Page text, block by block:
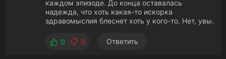
каждом эпизоде. До конца оставалась
надежда, что хоть какая-то искорка
здравомыслия блеснет хоть у кого-то. Нет, увы.
0 0 Ответить